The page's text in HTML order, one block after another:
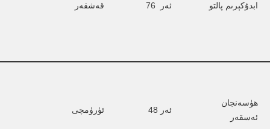
ابدۇكېرىم پالتو ئەر  76 قەشقەر
ھۈسەنجان
ئەسقەر
ئەر 48 ئۈرۈمچى